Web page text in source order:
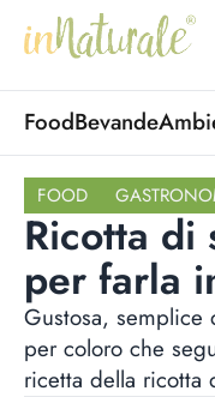
FoodBevande
FOOD
Ricotta di
per farla
Gustosa, semplice
per coloro che
ricetta della ricotta